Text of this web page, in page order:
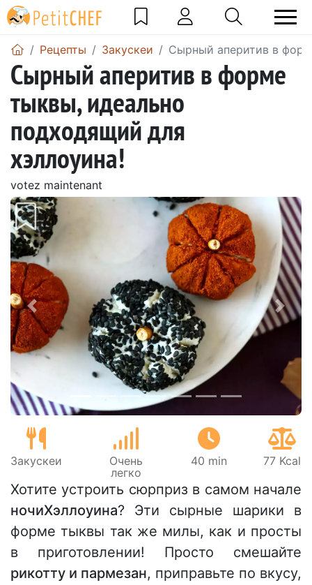
Pецепты Закускeи Сырный аперитив в
Сырный аперитив в форме
тыквы, идеально
подходящий для
хэллоуина!
votez maintenant
Предыдущий
Закускeи
Очень
легко
40 min 77 Kcal
Хотите устроить сюрприз в самом начале
ночиХэллоуина? Эти сырные шарики в
форме тыквы так же милы, как и просты
в приготовлении! Просто смешайте
рикотту и пармезан, приправьте по вкусу,